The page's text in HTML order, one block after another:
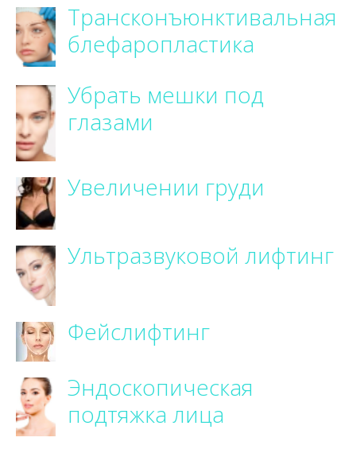
Трансконъюнктивальная
блефаропластика
Убрать мешки под
глазами
Увеличении груди
Ультразвуковой лифтинг
Фейслифтинг
Эндоскопическая
подтяжка лица